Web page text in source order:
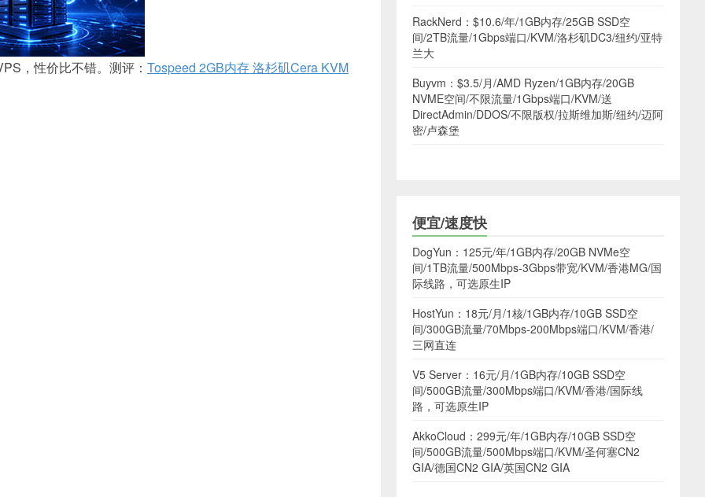
，性价比不错。测评： Tospeed 2GB内存 洛杉矶Cera KVM
RackNerd：$10.6/年/1GB内存/25GB SSD空
间/2TB流量/1Gbps端口/KVM/洛杉矶DC3/纽约/亚特
兰大
Buyvm：$3.5/月/AMD Ryzen/1GB内存/20GB
NVME空间/不限流量/1Gbps端口/KVM/送
DirectAdmin/DDOS/不限版权/拉斯维加斯/纽约/迈阿
密/卢森堡
便宜/速度快
DogYun：125元/年/1GB内存/20GB NVMe空
间/1TB流量/500Mbps-3Gbps带宽/KVM/香港MG/国
际线路，可选原生IP
HostYun：18元/月/1核/1GB内存/10GB SSD空
间/300GB流量/70Mbps-200Mbps端口/KVM/香港/
三网直连
V5 Server：16元/月/1GB内存/10GB SSD空
间/500GB流量/300Mbps端口/KVM/香港/国际线
路，可选原生IP
AkkoCloud：299元/年/1GB内存/10GB SSD空
间/500GB流量/500Mbps端口/KVM/圣何塞CN2
GIA/德国CN2 GIA/英国CN2 GIA